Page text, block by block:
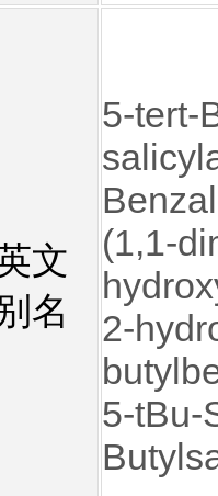
文
名
5-tert-
(1,1-
2-
5-tBu-